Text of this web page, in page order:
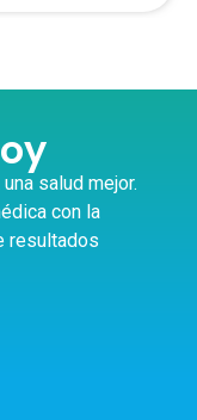
salud mejor.
con la
resultados